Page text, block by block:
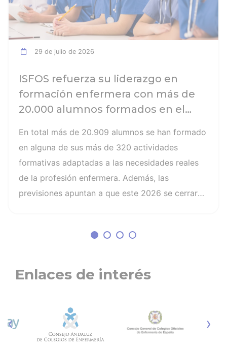
29 de julio de 2026
ISFOS refuerza su liderazgo en
formación enfermera con más de
20.000 alumnos formados en el
En total más de 20.909 alumnos se han formado
en alguna de sus más de 320 actividades
formativas adaptadas a las necesidades reales
de la profesión enfermera. Además, las
previsiones apuntan a que este 2026 se cerrará
cualitativo en su actividad formativa. “La
compromiso con una formación accesible,
Fernández, directora de ISFOS, quien subraya
que “hemos conseguido ampliar nuestro alcance
Enlaces de interés
‹ ›